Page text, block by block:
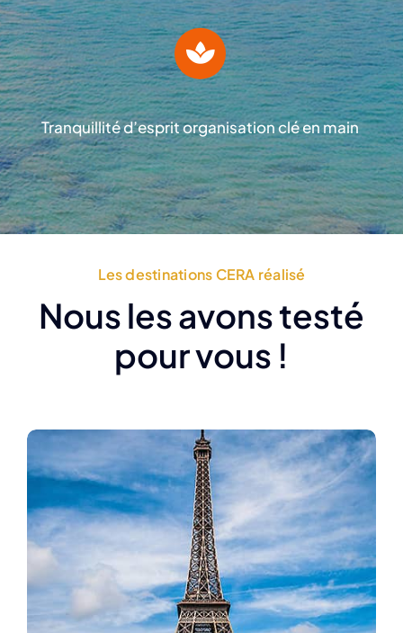
Tranquillité d’esprit organisation clé en main
Les destinations CERA réalisé
Nous les avons testé
pour vous !